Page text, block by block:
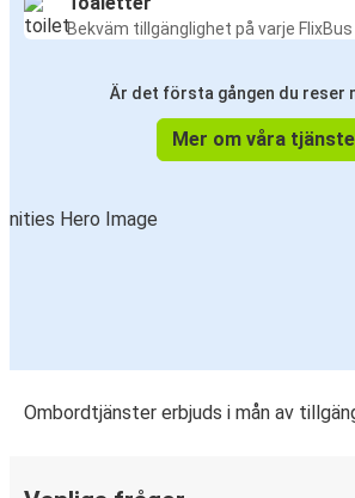
Bekväm tillgänglighet på varje FlixBus
Är det första gången du reser
Mer om våra
Ombordtjänster erbjuds i mån av